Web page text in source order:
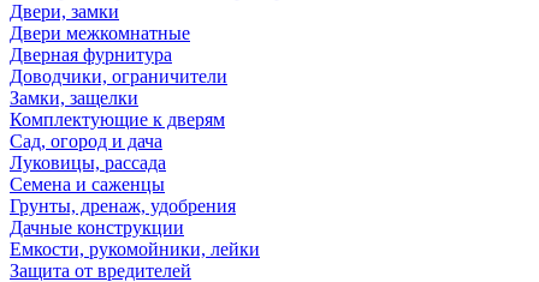
Двери, замки
Двери межкомнатные
Дверная фурнитура
Доводчики, ограничители
Замки, защелки
Комплектующие к дверям
Сад, огород и дача
Луковицы, рассада
Семена и саженцы
Грунты, дренаж, удобрения
Дачные конструкции
Емкости, рукомойники, лейки
Защита от вредителей